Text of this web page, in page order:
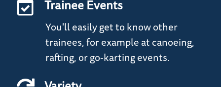
Trainee Events
You'll easily get to know other
trainees, for example at canoeing,
rafting, or go-karting events.